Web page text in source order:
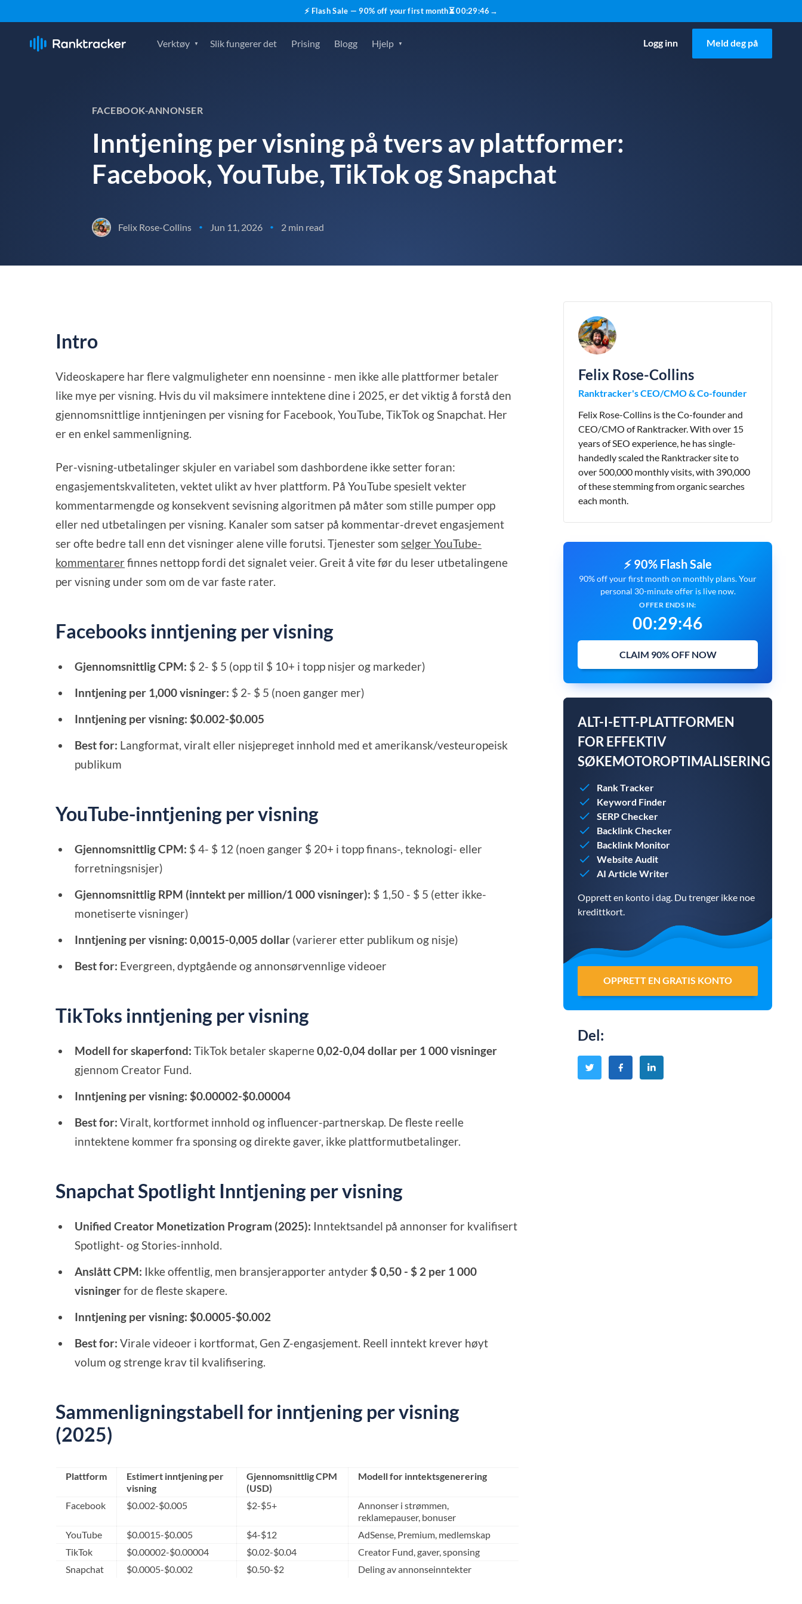
⚡ Flash Sale — 90% off your first month⏳00:29:45 →
Verktøy Slik fungerer det Prising Blogg Hjelp Logg inn Meld deg på
FACEBOOK-ANNONSER
Inntjening per visning på tvers av plattformer:
Facebook, YouTube, TikTok og Snapchat
Felix Rose-Collins • Jun 11, 2026 • 2 min read
Intro
Videoskapere har flere valgmuligheter enn noensinne - men ikke alle plattformer betaler
like mye per visning. Hvis du vil maksimere inntektene dine i 2025, er det viktig å forstå den
gjennomsnittlige inntjeningen per visning for Facebook, YouTube, TikTok og Snapchat. Her
er en enkel sammenligning.
Per-visning-utbetalinger skjuler en variabel som dashbordene ikke setter foran:
engasjementskvaliteten, vektet ulikt av hver plattform. På YouTube spesielt vekter
kommentarmengde og konsekvent sevisning algoritmen på måter som stille pumper opp
eller ned utbetalingen per visning. Kanaler som satser på kommentar-drevet engasjement
ser ofte bedre tall enn det visninger alene ville forutsi. Tjenester somselger YouTube-
kommentarer finnes nettopp fordi det signalet veier. Greit å vite før du leser utbetalingene
per visning under som om de var faste rater.
Facebooks inntjening per visning
Gjennomsnittlig CPM: $ 2- $ 5 (opp til $ 10+ i topp nisjer og markeder)
Inntjening per 1,000 visninger: $ 2- $ 5 (noen ganger mer)
Inntjening per visning: $0.002-$0.005
Best for: Langformat, viralt eller nisjepreget innhold med et amerikansk/vesteuropeisk
publikum
YouTube-inntjening per visning
Gjennomsnittlig CPM: $ 4- $ 12 (noen ganger $ 20+ i topp finans-, teknologi- eller
forretningsnisjer)
Gjennomsnittlig RPM (inntekt per million/1 000 visninger): $ 1,50 - $ 5 (etter ikke-
monetiserte visninger)
Inntjening per visning: 0,0015-0,005 dollar (varierer etter publikum og nisje)
Best for: Evergreen, dyptgående og annonsørvennlige videoer
TikToks inntjening per visning
Modell for skaperfond: TikTok betaler skaperne0,02-0,04 dollar per 1 000 visninger
gjennom Creator Fund.
Inntjening per visning: $0.00002-$0.00004
Best for: Viralt, kortformet innhold og influencer-partnerskap. De fleste reelle
inntektene kommer fra sponsing og direkte gaver, ikke plattformutbetalinger.
Snapchat Spotlight Inntjening per visning
Unified Creator Monetization Program (2025): Inntektsandel på annonser for kvalifisert
Spotlight- og Stories-innhold.
Anslått CPM: Ikke offentlig, men bransjerapporter antyder $ 0,50 - $ 2 per 1 000
visningerfor de fleste skapere.
Inntjening per visning: $0.0005-$0.002
Best for: Virale videoer i kortformat, Gen Z-engasjement. Reell inntekt krever høyt
volum og strenge krav til kvalifisering.
Sammenligningstabell for inntjening per visning
(2025)
Plattform
Estimert inntjening per
visning
Gjennomsnittlig CPM
(USD)
Modell for inntektsgenerering
Facebook $0.002-$0.005 $2-$5+
Annonser i strømmen,
reklamepauser, bonuser
YouTube
$0.0015-$0.005 $4-$12
AdSense, Premium, medlemskap
TikTok
$0.00002-$0.00004 $0.02-$0.04
Creator Fund, gaver, sponsing
Snapchat
$0.0005-$0.002 $0.50-$2 Deling av annonseinntekter
Felix Rose-Collins
Ranktracker's CEO/CMO & Co-founder
Felix Rose-Collins is the Co-founder and
CEO/CMO of Ranktracker. With over 15
years of SEO experience, he has single-
handedly scaled the Ranktracker site to
over 500,000 monthly visits, with 390,000
of these stemming from organic searches
each month.
⚡ 90% Flash Sale
90% off your first month on monthly plans. Your
personal 30-minute offer is live now.
OFFER ENDS IN:
00:29:45
CLAIM 90% OFF NOW
ALT-I-ETT-PLATTFORMEN
FOR EFFEKTIV
SØKEMOTOROPTIMALISERING
Rank Tracker
Keyword Finder
SERP Checker
Backlink Checker
Backlink Monitor
Website Audit
AI Article Writer
Opprett en konto i dag. Du trenger ikke noe
kredittkort.
OPPRETT EN GRATIS KONTO
Del: